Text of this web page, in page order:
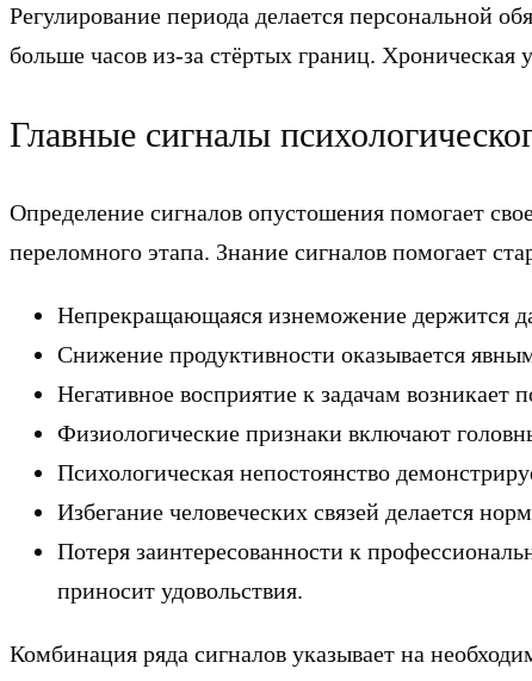
Регулирование периода делается персональной
больше часов из-за стёртых границ. Хроническая
Главные сигналы
Определение сигналов опустошения помогает
переломного этапа. Знание сигналов помогает
Непрекращающаяся изнеможение держится
Снижение продуктивности оказывается
Негативное восприятие к задачам
Физиологические признаки включают
Психологическая непостоянство
Избегание человеческих связей делается
Потеря заинтересованности к
приносит удовольствия.
Комбинация ряда сигналов указывает на